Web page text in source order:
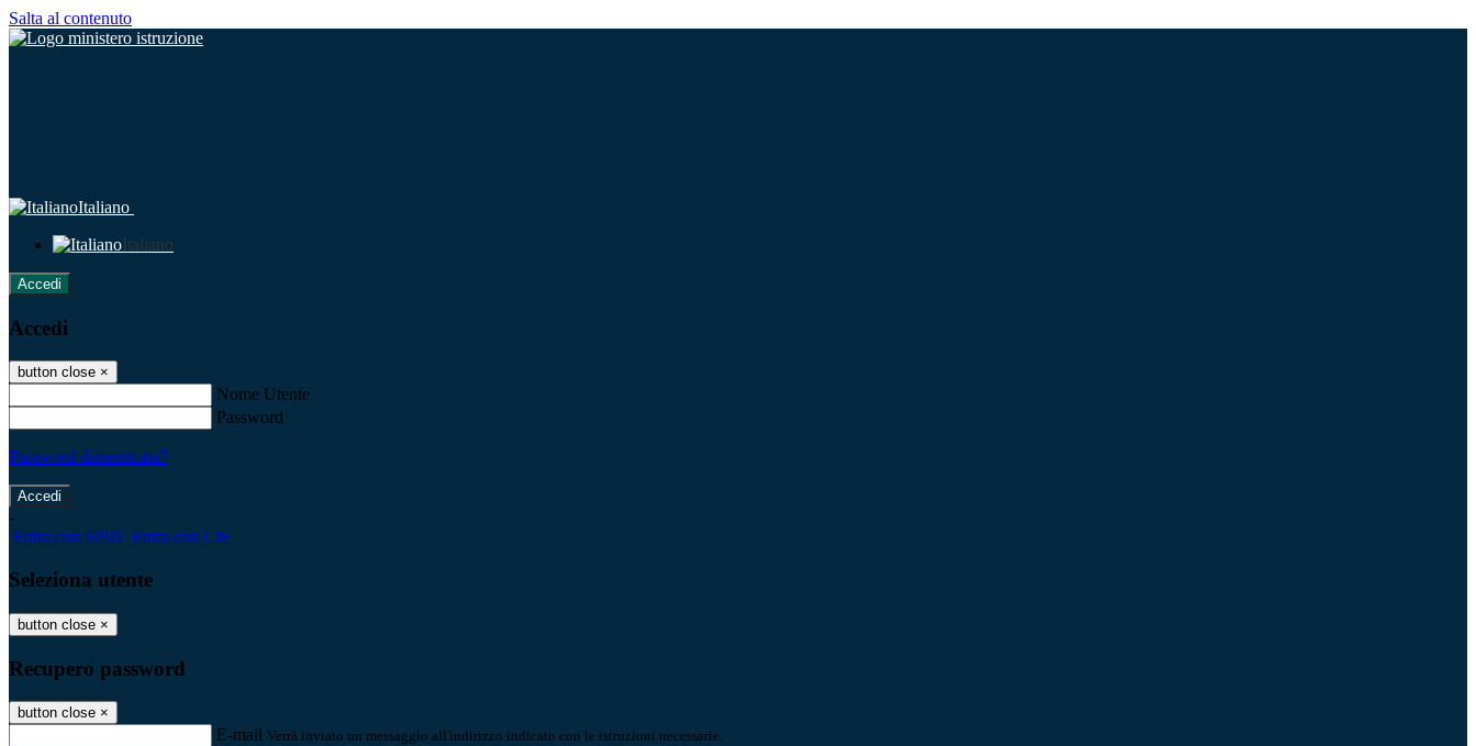
Salta al contenuto
Italiano
Italiano
Accedi
Accedi
button close ×
Nome Utente
Password
Password dimenticata?
-
Entra con SPID Entra con CIE
Seleziona utente
button close ×
Recupero password
button close ×
E-mail Verrà inviato un messaggio all'indirizzo indicato con le istruzioni necessarie.